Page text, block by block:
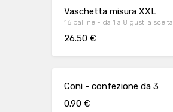
Vaschetta misura XXL
16 palline - da 1 a 8 gusti a scelta
26.50 €
Coni - confezione da 3
0.90 €